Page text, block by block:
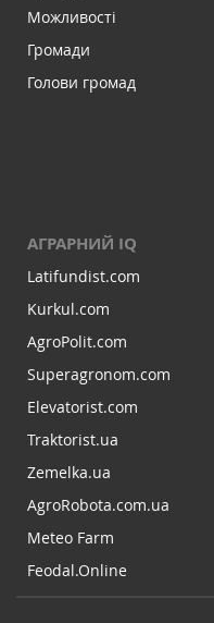
Можливості
Громади
Голови громад
АГРАРНИЙ IQ
Latifundist.com
Kurkul.com
AgroPolit.com
Superagronom.com
Elevatorist.com
Traktorist.ua
Zemelka.ua
AgroRobota.com.ua
Meteo Farm
Feodal.Online